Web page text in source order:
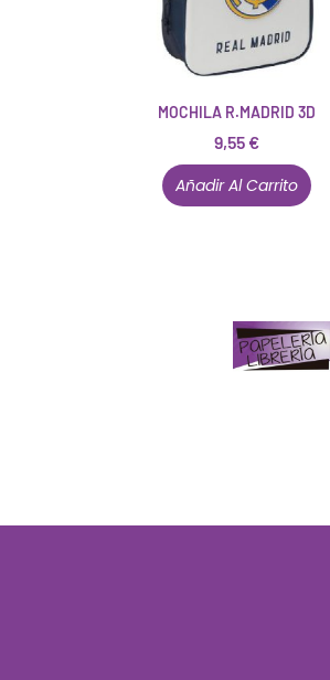
MOCHILA R.MADRID 3D
9,55 €
Añadir Al Carrito